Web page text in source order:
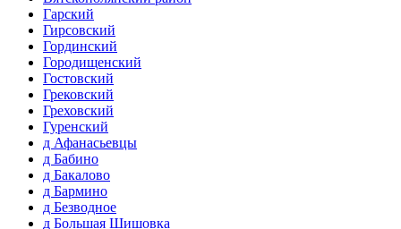
Гарский
Гирсовский
Гординский
Городищенский
Гостовский
Грековский
Греховский
Гуренский
д Афанасьевцы
д Бабино
д Бакалово
д Бармино
д Безводное
д Большая Шишовка